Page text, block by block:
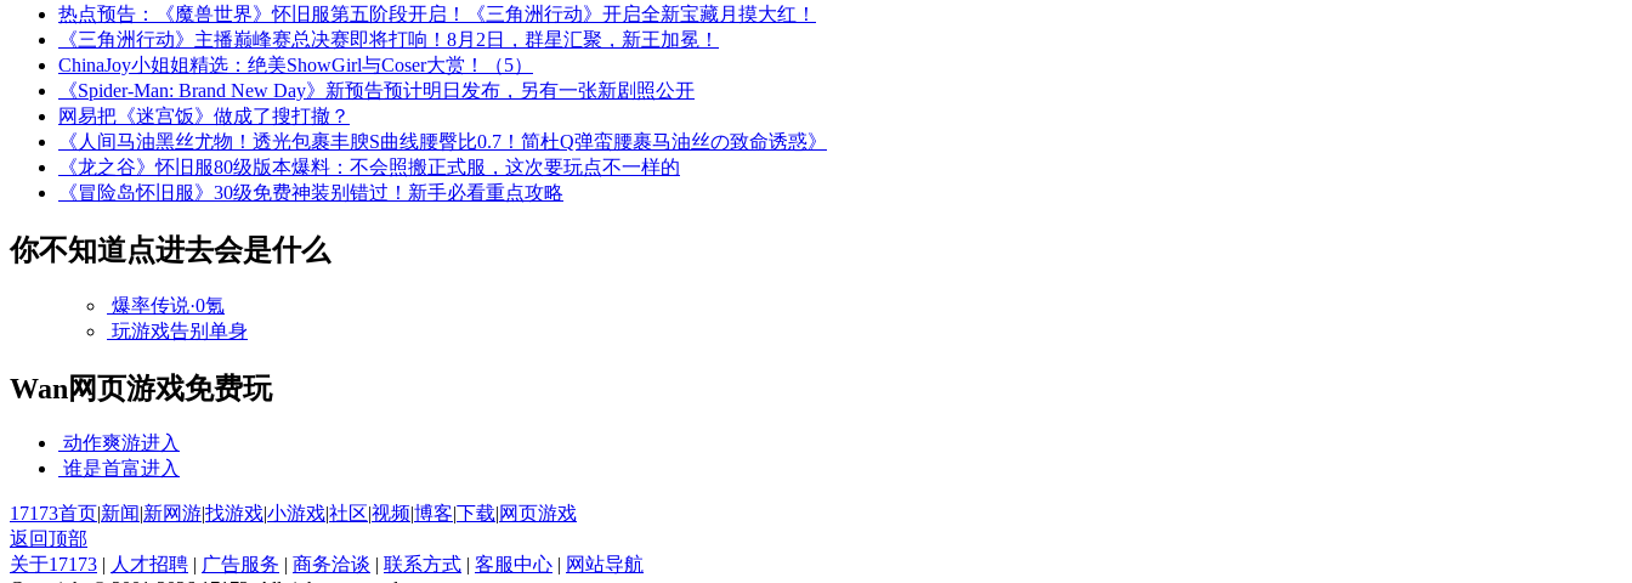
热点预告：《魔兽世界》怀旧服第五阶段开启！《三角洲行动》开启全新宝藏月摸大红！
《三角洲行动》主播巅峰赛总决赛即将打响！8月2日，群星汇聚，新王加冕！
ChinaJoy小姐姐精选：绝美ShowGirl与Coser大赏！（5）
《Spider-Man: Brand New Day》新预告预计明日发布，另有一张新剧照公开
网易把《迷宫饭》做成了搜打撤？
《人间马油黑丝尤物！透光包裹丰腴S曲线腰臀比0.7！简杜Q弹蛮腰裹马油丝の致命诱惑》
《龙之谷》怀旧服80级版本爆料：不会照搬正式服，这次要玩点不一样的
《冒险岛怀旧服》30级免费神装别错过！新手必看重点攻略
你不知道点进去会是什么
爆率传说·0氪
玩游戏告别单身
Wan网页游戏免费玩
动作爽游进入
谁是首富进入
17173首页 新闻 新网游找游戏小游戏社区 视频 博客 下载 网页游戏
返回顶部
关于17173
人才招聘 广告服务 商务洽谈 联系方式 客服中心
网站导航